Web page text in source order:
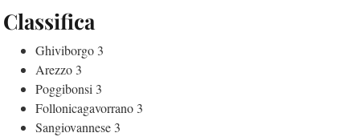
Classifica
Ghiviborgo 3
Arezzo 3
Poggibonsi 3
Follonicagavorrano 3
Sangiovannese 3